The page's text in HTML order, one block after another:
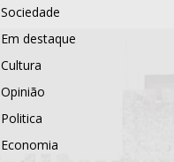
Sociedade
Em destaque
Cultura
Opinião
Politica
Economia